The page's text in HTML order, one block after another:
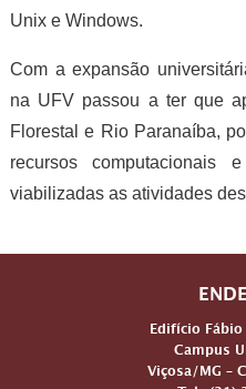
Unix e Windows.
Com a expansão
na UFV passou a ter que
Florestal e Rio Paranaíba,
recursos computacionais
viabilizadas as atividades
Edifício
Campus
Viçosa/MG –